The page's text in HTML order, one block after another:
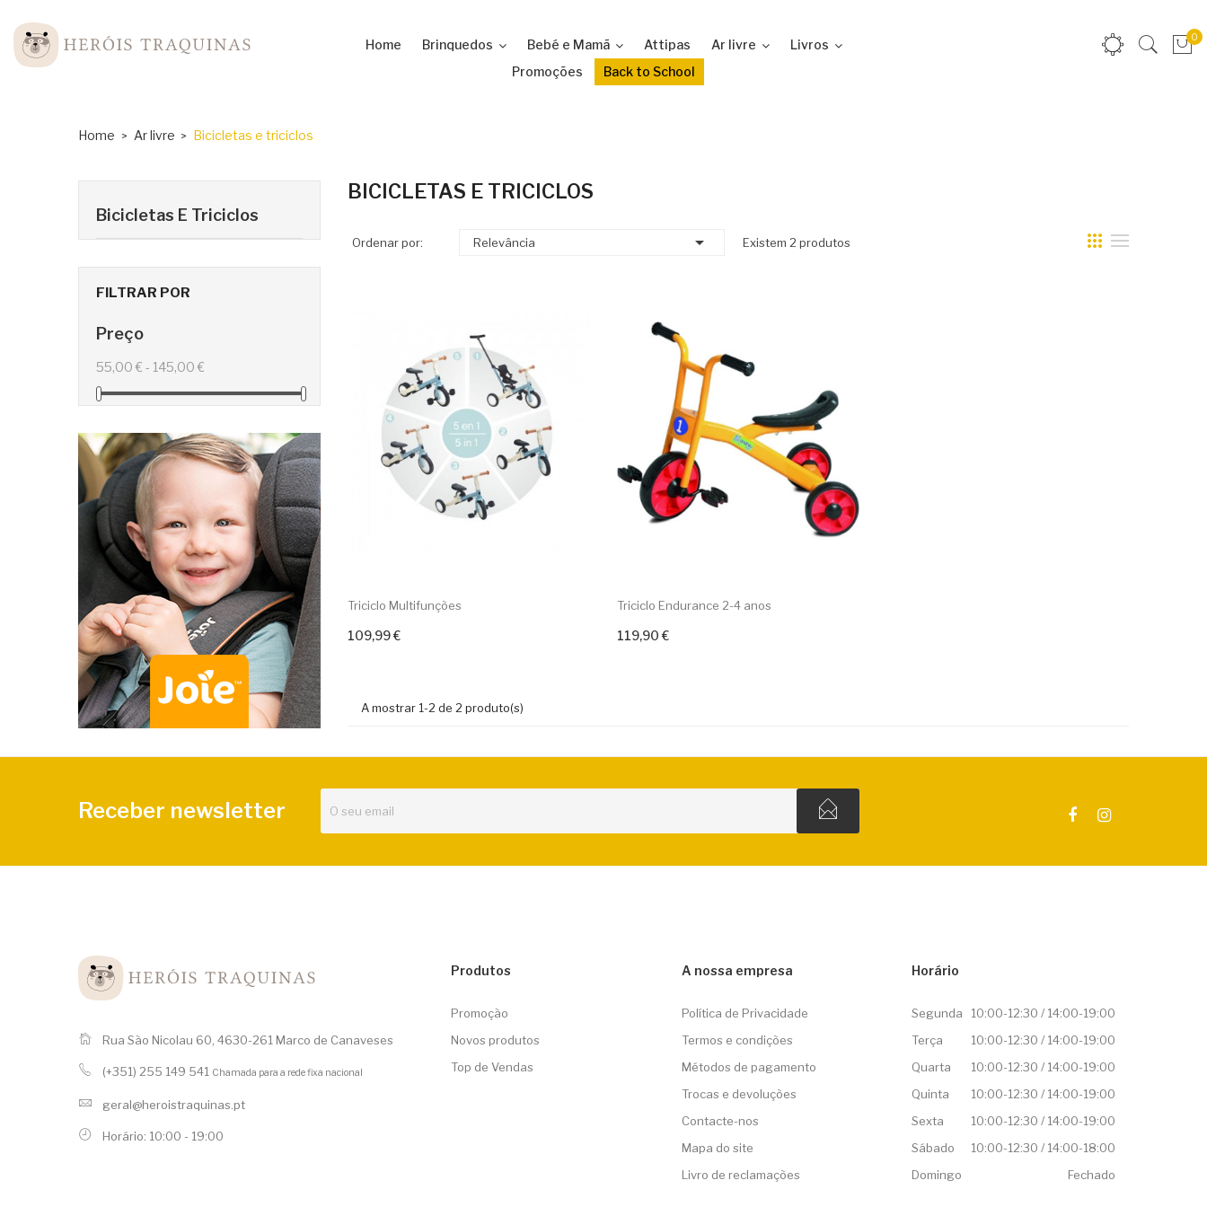
Home Brinquedos Bebé e Mamã Attipas Ar livre
Livros
Promoções
Back to School
0
Home Ar livre Bicicletas e triciclos
Bicicletas E Triciclos
FILTRAR POR
Preço
55,00 € - 145,00 €
BICICLETAS E TRICICLOS
Ordenar por: Relevância  Existem 2 produtos
Triciclo Multifunções
109,99 €
Triciclo Endurance 2-4 anos
119,90 €Adicionar ao carrinho
A mostrar 1-2 de 2 produto(s)
Receber newsletter
Rua São Nicolau 60, 4630-261 Marco de Canaveses
(+351) 255 149 541 Chamada para a rede fixa nacional
geral@heroistraquinas.pt
Horário: 10:00 - 19:00
Produtos
Promoção
Novos produtos
Top de Vendas
A nossa empresa
Política de Privacidade
Termos e condições
Métodos de pagamento
Trocas e devoluções
Contacte-nos
Mapa do site
Livro de reclamações
Horário
Segunda
10:00-12:30 / 14:00-19:00
Terça
10:00-12:30 / 14:00-19:00
Quarta
10:00-12:30 / 14:00-19:00
Quinta
10:00-12:30 / 14:00-19:00
Sexta
10:00-12:30 / 14:00-19:00
Sábado
10:00-12:30 / 14:00-18:00
Domingo
Fechado